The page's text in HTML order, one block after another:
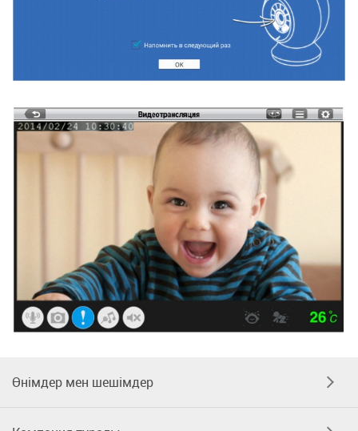
Өнімдер мен шешімдер